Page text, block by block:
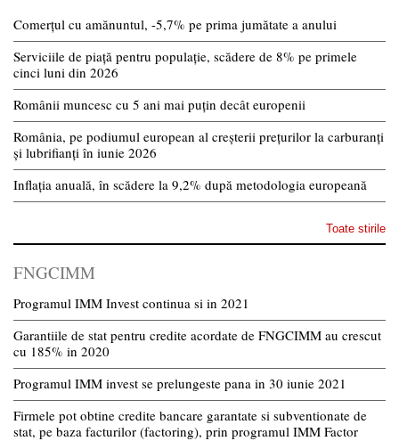
Comerțul cu amănuntul, -5,7% pe prima jumătate a anului
Serviciile de piață pentru populație, scădere de 8% pe primele
cinci luni din 2026
Românii muncesc cu 5 ani mai puțin decât europenii
România, pe podiumul european al creșterii prețurilor la carburanți
și lubrifianți în iunie 2026
Inflația anuală, în scădere la 9,2% după metodologia europeană
Toate stirile
FNGCIMM
Programul IMM Invest continua si in 2021
Garantiile de stat pentru credite acordate de FNGCIMM au crescut
cu 185% in 2020
Programul IMM invest se prelungeste pana in 30 iunie 2021
Firmele pot obtine credite bancare garantate si subventionate de
stat, pe baza facturilor (factoring), prin programul IMM Factor